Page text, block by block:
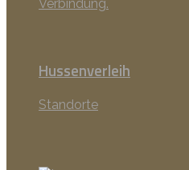
Verbindung.
Hussenverleih
Standorte